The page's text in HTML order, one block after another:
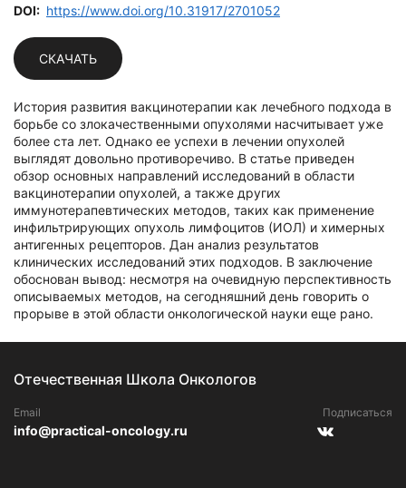
DOI: https://www.doi.org/10.31917/2701052
СКАЧАТЬ
История развития вакцинотерапии как лечебного подхода в
борьбе со злокачественными опухолями насчитывает уже
более ста лет. Однако ее успехи в лечении опухолей
выглядят довольно противоречиво. В статье приведен
обзор основных направлений исследований в области
вакцинотерапии опухолей, а также других
иммунотерапевтических методов, таких как применение
инфильтрирующих опухоль лимфоцитов (ИОЛ) и химерных
антигенных рецепторов. Дан анализ результатов
клинических исследований этих подходов. В заключение
обоснован вывод: несмотря на очевидную перспективность
описываемых методов, на сегодняшний день говорить о
прорыве в этой области онкологической науки еще рано.
Отечественная Школа Онкологов
Email
info@practical-oncology.ru
Подписаться